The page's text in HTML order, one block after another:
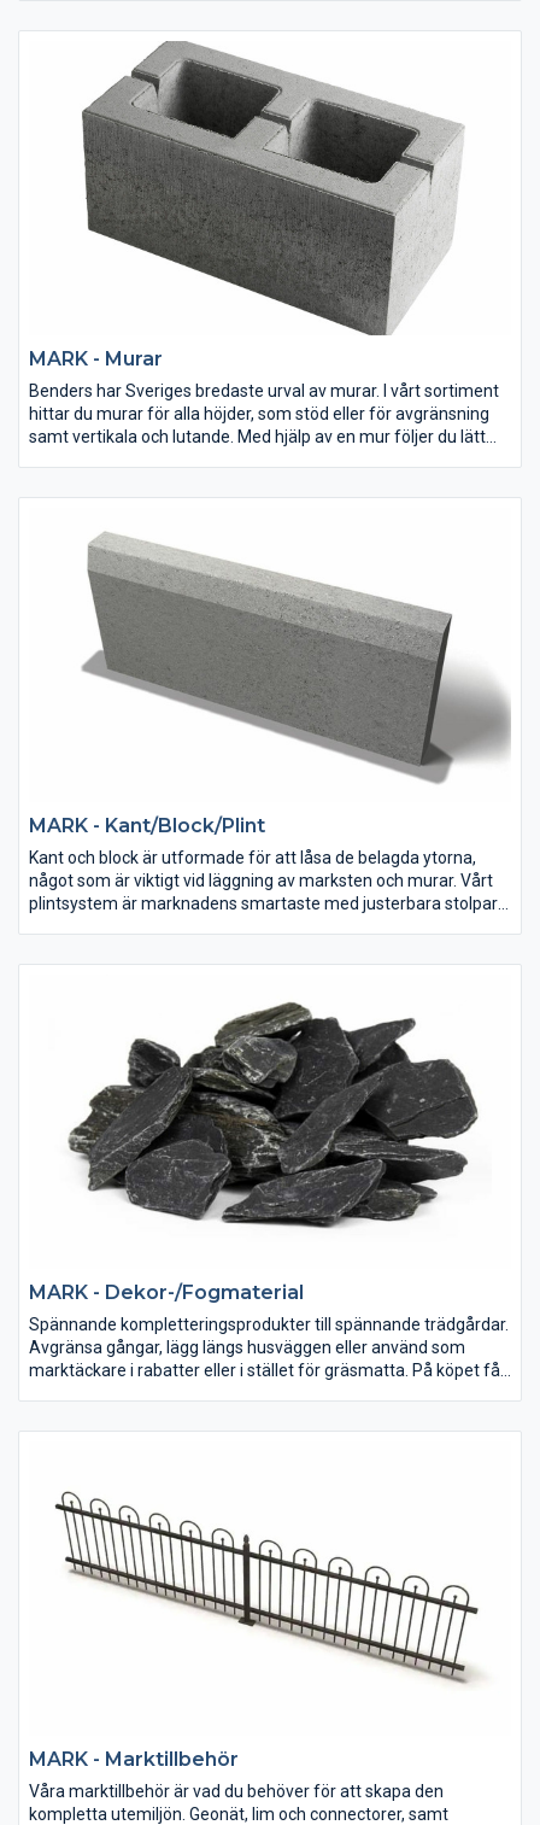
MARK - Murar
Benders har Sveriges bredaste urval av murar. I vårt sortiment
hittar du murar för alla höjder, som stöd eller för avgränsning
samt vertikala och lutande. Med hjälp av en mur följer du lätt
MARK - Kant/Block/Plint
Kant och block är utformade för att låsa de belagda ytorna,
något som är viktigt vid läggning av marksten och murar. Vårt
plintsystem är marknadens smartaste med justerbara stolpar
MARK - Dekor-/Fogmaterial
Spännande kompletteringsprodukter till spännande trädgårdar.
Avgränsa gångar, lägg längs husväggen eller använd som
marktäckare i rabatter eller i stället för gräsmatta. På köpet får
MARK - Marktillbehör
Våra marktillbehör är vad du behöver för att skapa den
kompletta utemiljön. Geonät, lim och connectorer, samt